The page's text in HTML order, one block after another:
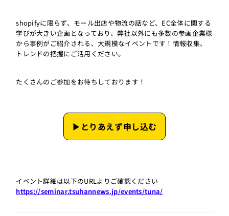
shopifyに限らず、モール出店や物流の話など、EC全体に関する
学びが大きい企画となっており、弊社以外にも多数の参画企業様
から事例がご紹介される、大規模なイベントです！情報収集、
トレンドの把握にご活用ください。
たくさんのご参加をお待ちしております！
▶︎とりあえず申し込む
イベント詳細は以下のURLよりご確認ください
https://seminar.tsuhannews.jp/events/tuna/